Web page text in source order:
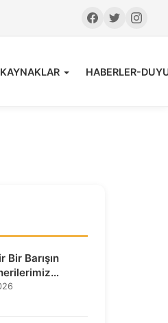
KAYNAKLAR HABERLER-
Barışın